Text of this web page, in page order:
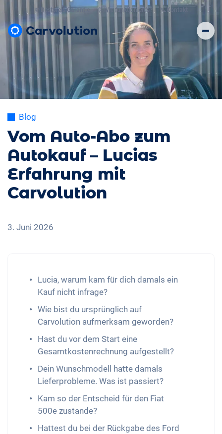
💸 Bestpreis Garantie 🤔Wie funktioniert’s? 📞 Kontakt
Blog
Vom Auto-Abo zum
Autokauf – Lucias
Erfahrung mit
Carvolution
3. Juni 2026
Lucia, warum kam für dich damals ein
Kauf nicht infrage?
Wie bist du ursprünglich auf
Carvolution aufmerksam geworden?
Hast du vor dem Start eine
Gesamtkostenrechnung aufgestellt?
Dein Wunschmodell hatte damals
Lieferprobleme. Was ist passiert?
Kam so der Entscheid für den Fiat
500e zustande?
Hattest du bei der Rückgabe des Ford